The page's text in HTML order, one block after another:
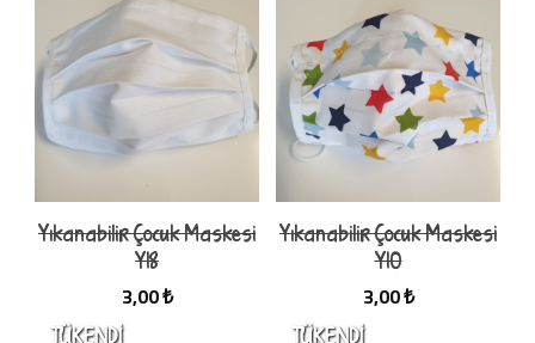
Yıkanabilir Çocuk Maskesi
Y18
3,00 ₺
Yıkanabilir Çocuk Maskesi
Y10
3,00 ₺